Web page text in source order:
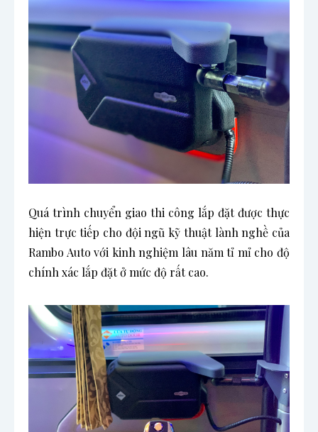
Quá trình chuyển giao thi công lắp đặt được thực
hiện trực tiếp cho đội ngũ kỹ thuật lành nghề của
Rambo Auto với kinh nghiệm lâu năm tỉ mỉ cho độ
chính xác lắp đặt ở mức độ rất cao.